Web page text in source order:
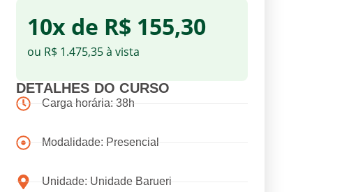
10x de R$ 155,30
ou R$ 1.475,35 à vista
DETALHES DO CURSO
Carga horária: 38h
Modalidade: Presencial
Unidade: Unidade Barueri